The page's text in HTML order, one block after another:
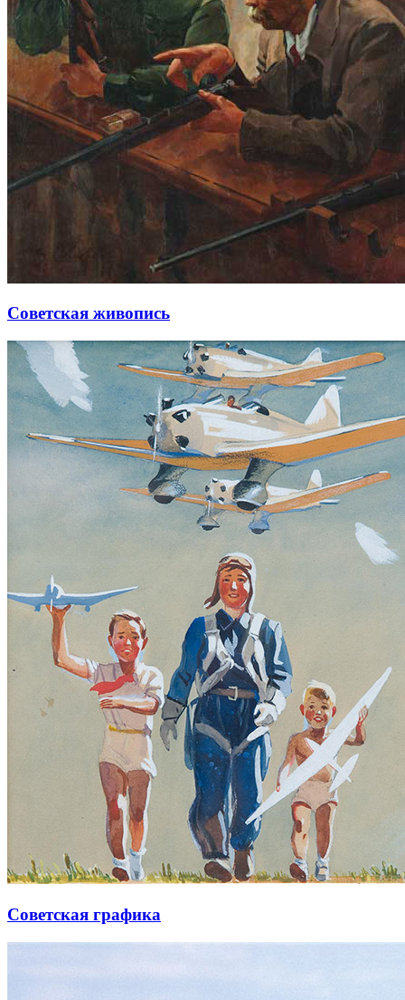
Советская живопись
Советская графика